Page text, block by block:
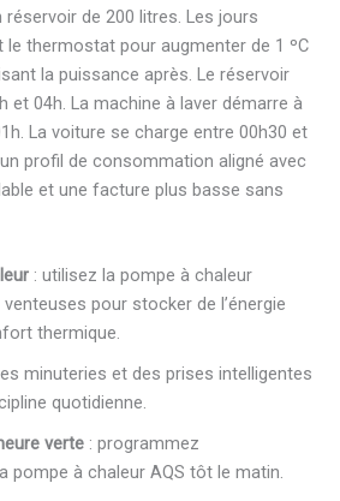
de 200 litres. Les jours
le thermostat pour augmenter de 1 ºC
la puissance après. Le réservoir
et 04h. La machine à laver démarre à
La voiture se charge entre 00h30 et
profil de consommation aligné avec
et une facture plus basse sans
: utilisez la pompe à chaleur
pour stocker de l’énergie
thermique.
minuteries et des prises intelligentes
quotidienne.
verte: programmez
pompe à chaleur AQS tôt le matin.